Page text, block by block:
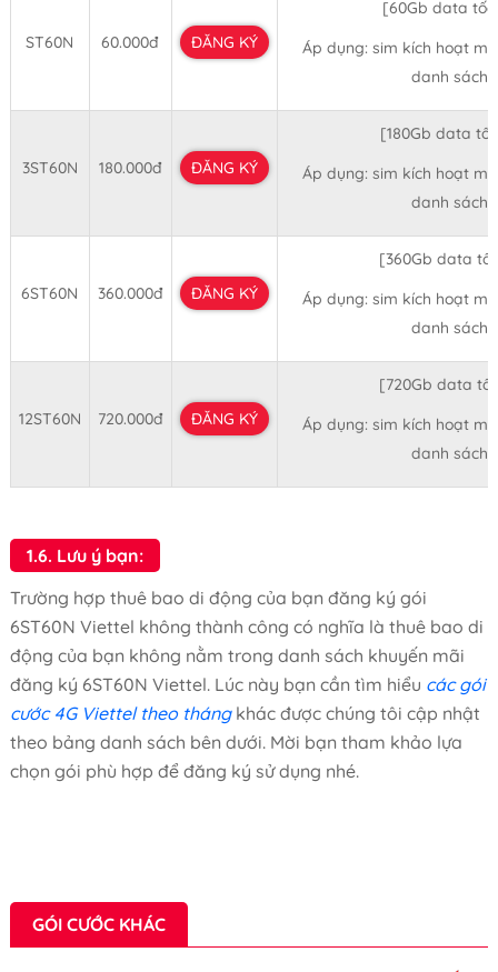
ST60N 60.000đ ĐĂNG KÝ
[60Gb data
Áp dụng: sim kích hoạt
danh sách
3ST60N 180.000đ ĐĂNG KÝ
[180Gb data
Áp dụng: sim kích hoạt
danh sách
6ST60N 360.000đ ĐĂNG KÝ
[360Gb data
Áp dụng: sim kích hoạt
danh sách
12ST60N 720.000đ ĐĂNG KÝ
[720Gb data
Áp dụng: sim kích hoạt
danh sách
1.6. Lưu ý bạn:
Trường hợp thuê bao di động của bạn đăng ký gói
6ST60N Viettel không thành công có nghĩa là thuê bao di
động của bạn không nằm trong danh sách khuyến mãi
đăng ký 6ST60N Viettel. Lúc này bạn cần tìm hiểu các gói
cước 4G Viettel theo thángkhác được chúng tôi cập nhật
theo bảng danh sách bên dưới. Mời bạn tham khảo lựa
chọn gói phù hợp để đăng ký sử dụng nhé.
GÓI CƯỚC KHÁC